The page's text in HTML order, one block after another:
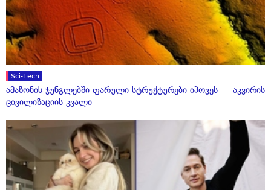
Sci-Tech
ამაზონის ჯუნგლებში ფარული სტრუქტურები იპოვეს — აკვირის
ცივილიზაციის კვალი